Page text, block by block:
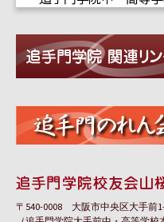
〒540-0008 大阪市中央区大手前